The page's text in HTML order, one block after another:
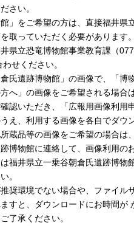
さい。
館」をご希望の方は、直接福井県
取っていただく必要があります
県立恐竜博物館事業教育課（
せください。
倉氏遺跡博物館」の画像で、「博
へ」の画像をご希望される場合
認いただき、「広報用画像利用
え、利用する画像を各自でダウ
蔵品等の画像をご希望の場合は
博物館に連絡して、画像利用の
福井県立一乗谷朝倉氏遺跡博物
。
奨環境でない場合や、ファイル
すと、ダウンロードにお時間が
了承ください。